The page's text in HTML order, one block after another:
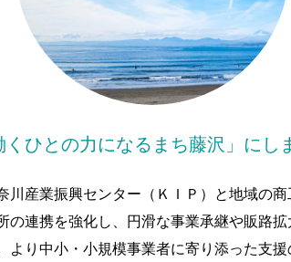
くひとの力になるまち藤沢」にし
川産業振興センター（ＫＩＰ）と地域の商
の連携を強化し、円滑な事業承継や販路拡
より中小・小規模事業者に寄り添った支援